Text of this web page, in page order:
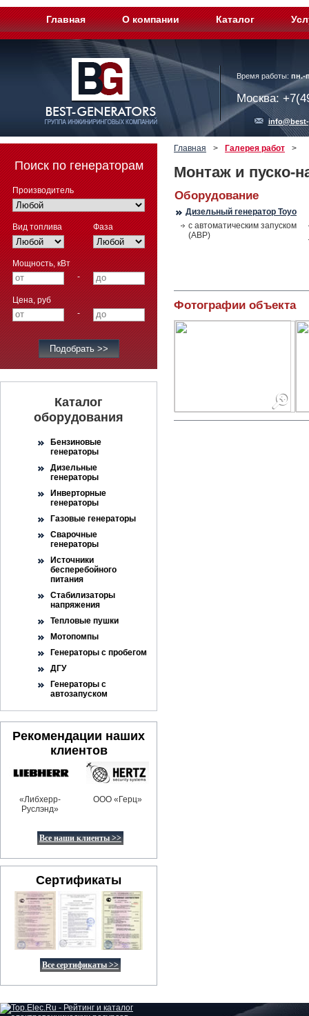
Главная О компании Каталог
Время работы: пн.-
Москва:
Поиск по генераторам
Производитель
Вид топлива Фаза
Мощность, кВт
-
Цена, руб
-
Каталог
оборудования
Бензиновые
генераторы
Дизельные
генераторы
Инверторные
генераторы
Газовые генераторы
Сварочные
генераторы
Источники
бесперебойного
питания
Стабилизаторы
напряжения
Тепловые пушки
Мотопомпы
Генераторы с пробегом
ДГУ
Генераторы с
автозапуском
Рекомендации наших
клиентов
«Либхерр-
Руслэнд»
ООО «Герц»
Все наши клиенты >>
Сертификаты
Все сертификаты >>
Главная > Галерея работ >
Монтаж и пуско-
Оборудование
Дизельный генератор Toyo
с автоматическим запуском
(АВР)
Фотографии объекта